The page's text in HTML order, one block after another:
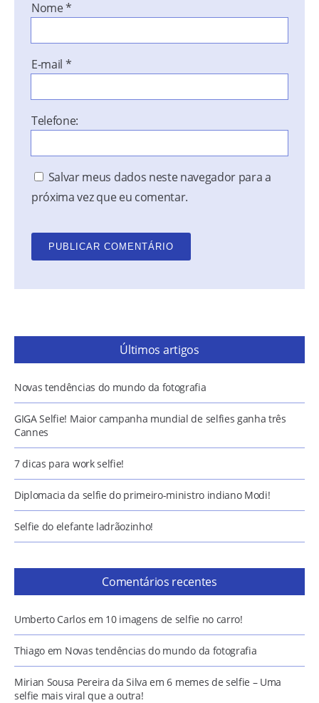
Nome*
E-mail *
Telefone:
Salvar meus dados neste navegador para a
próxima vez que eu comentar.
Últimos artigos
Novas tendências do mundo da fotografia
GIGA Selfie! Maior campanha mundial de selfies ganha três
Cannes
7 dicas para work selfie!
Diplomacia da selfie do primeiro-ministro indiano Modi!
Selfie do elefante ladrãozinho!
Comentários recentes
Umberto Carlos em 10 imagens de selfie no carro!
Thiago em Novas tendências do mundo da fotografia
Mirian Sousa Pereira da Silva em6 memes de selfie – Uma
selfie mais viral que a outra!